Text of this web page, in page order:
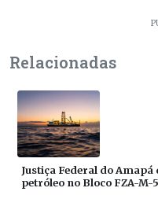
Relacionadas
Justiça Federal do Amapá
petróleo no Bloco FZA-M-